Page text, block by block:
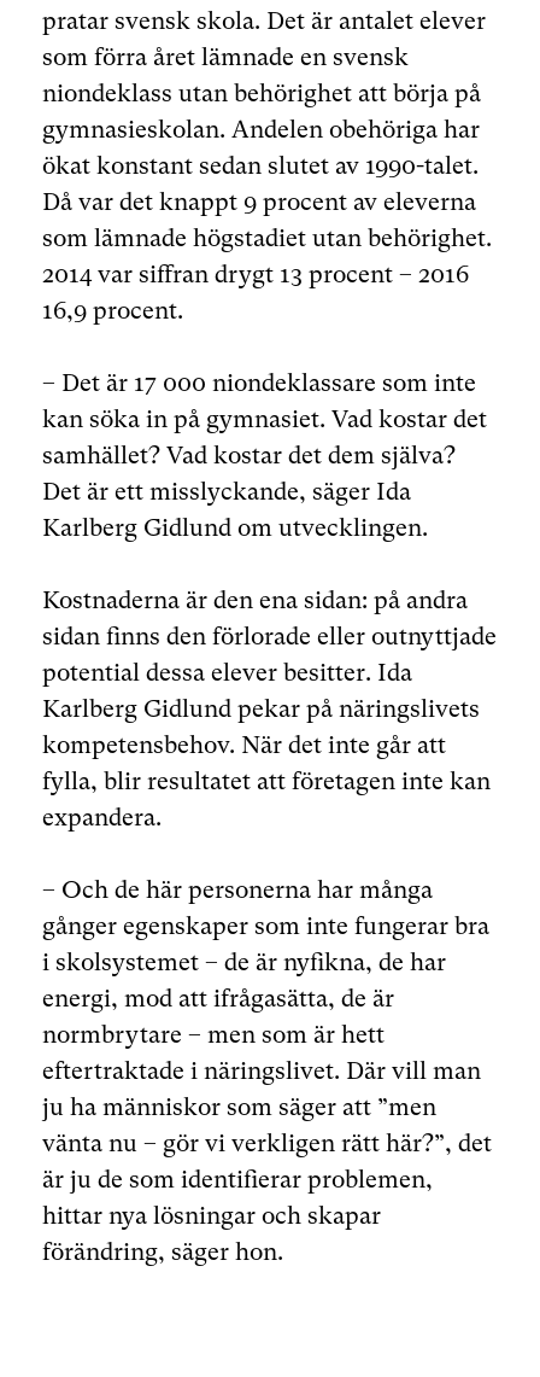
pratar svensk skola. Det är antalet elever
som förra året lämnade en svensk
niondeklass utan behörighet att börja på
gymnasieskolan. Andelen obehöriga har
ökat konstant sedan slutet av 1990-talet.
Då var det knappt 9 procent av eleverna
som lämnade högstadiet utan behörighet.
2014 var siffran drygt 13 procent – 2016
16,9 procent.
– Det är 17 000 niondeklassare som inte
kan söka in på gymnasiet. Vad kostar det
samhället? Vad kostar det dem själva?
Det är ett misslyckande, säger Ida
Karlberg Gidlund om utvecklingen.
Kostnaderna är den ena sidan: på andra
sidan finns den förlorade eller outnyttjade
potential dessa elever besitter. Ida
Karlberg Gidlund pekar på näringslivets
kompetensbehov. När det inte går att
fylla, blir resultatet att företagen inte kan
expandera.
– Och de här personerna har många
gånger egenskaper som inte fungerar bra
i skolsystemet – de är nyfikna, de har
energi, mod att ifrågasätta, de är
normbrytare – men som är hett
eftertraktade i näringslivet. Där vill man
ju ha människor som säger att ”men
vänta nu – gör vi verkligen rätt här?”, det
är ju de som identifierar problemen,
hittar nya lösningar och skapar
förändring, säger hon.